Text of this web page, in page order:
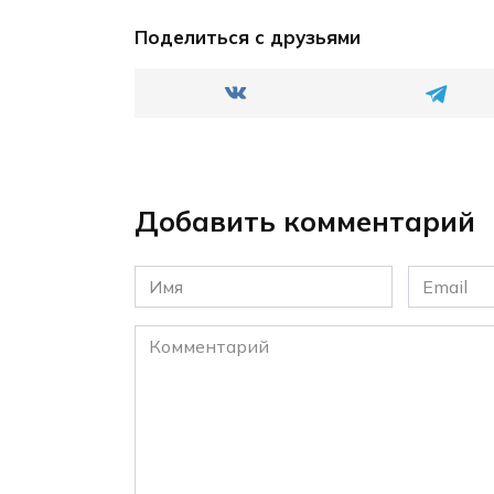
Поделиться с друзьями
Добавить комментарий
Имя
*
Email
*
Комментарий